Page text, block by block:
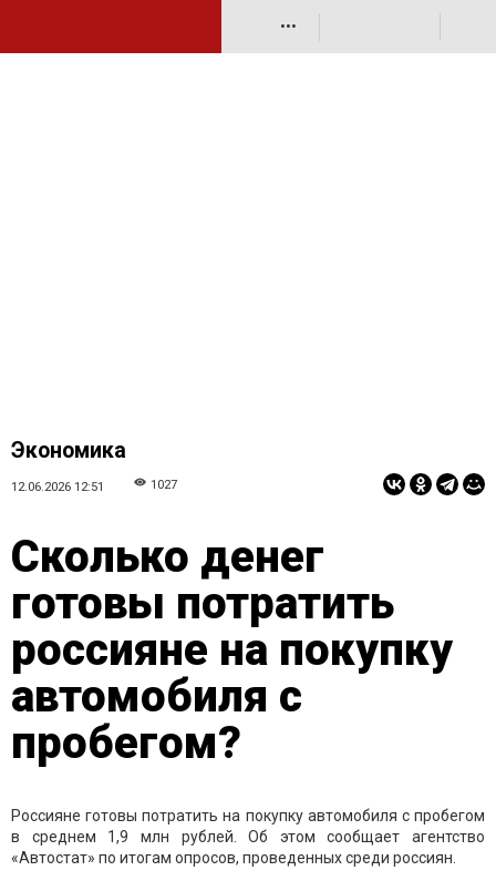
•••
Экономика
12.06.2026 12:51 1027
Сколько денег
готовы потратить
россияне на покупку
автомобиля с
пробегом?
Россияне готовы потратить на покупку автомобиля с пробегом
в среднем 1,9 млн рублей. Об этом сообщает агентство
«Автостат» по итогам опросов, проведенных среди россиян.